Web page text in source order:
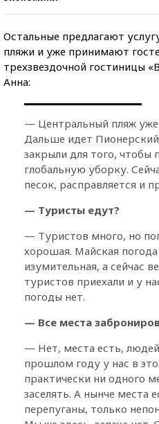
Остальные предлагают
пляжи и уже принимают
трехзвездочной гостиницы
Анна:
— Центральный пляж
Дальше идет Пионерский
закрыли для того, чтобы
глобальную уборку.
песок, расправляется и
— Туристы едут?
— Туристов много, но
хорошая. Майская погода
изумительная, а сейчас
туристов приехали и у
погоды нет.
— Все места
— Нет, места есть,
прошлом году у нас в
практически ни одного
заселять. А нынче места
перепуганы, только